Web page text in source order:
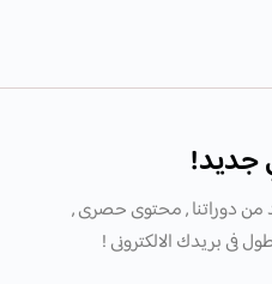
جديد!
دوراتنا , محتوى حصرى ,
بريدك الالكترونى !